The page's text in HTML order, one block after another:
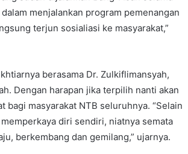
menjalankan program pemenangan
terjun sosialiasi ke masyarakat,”
berasama Dr. Zulkiflimansyah,
Dengan harapan jika terpilih nanti akan
bagi masyarakat NTB seluruhnya. “Selain
diri sendiri, niatnya semata
berkembang dan gemilang,” ujarnya.